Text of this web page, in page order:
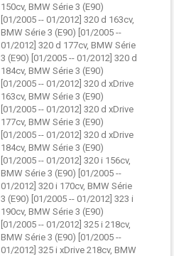
150cv, BMW Série 3 (E90)
[01/2005 -- 01/2012] 320 d 163cv,
BMW Série 3 (E90) [01/2005 --
01/2012] 320 d 177cv, BMW Série
3 (E90) [01/2005 -- 01/2012] 320 d
184cv, BMW Série 3 (E90)
[01/2005 -- 01/2012] 320 d xDrive
163cv, BMW Série 3 (E90)
[01/2005 -- 01/2012] 320 d xDrive
177cv, BMW Série 3 (E90)
[01/2005 -- 01/2012] 320 d xDrive
184cv, BMW Série 3 (E90)
[01/2005 -- 01/2012] 320 i 156cv,
BMW Série 3 (E90) [01/2005 --
01/2012] 320 i 170cv, BMW Série
3 (E90) [01/2005 -- 01/2012] 323 i
190cv, BMW Série 3 (E90)
[01/2005 -- 01/2012] 325 i 218cv,
BMW Série 3 (E90) [01/2005 --
01/2012] 325 i xDrive 218cv, BMW